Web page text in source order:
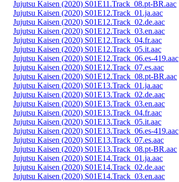
Jujutsu Kaisen (2020) S01E11.Track_08.pt-BR.aac
Jujutsu Kaisen (2020) S01E12.Track_01.ja.aac
Jujutsu Kaisen (2020) S01E12.Track_02.de.aac
Jujutsu Kaisen (2020) S01E12.Track_03.en.aac
Jujutsu Kaisen (2020) S01E12.Track_04.fr.aac
Jujutsu Kaisen (2020) S01E12.Track_05.it.aac
Jujutsu Kaisen (2020) S01E12.Track_06.es-419.aac
Jujutsu Kaisen (2020) S01E12.Track_07.es.aac
Jujutsu Kaisen (2020) S01E12.Track_08.pt-BR.aac
Jujutsu Kaisen (2020) S01E13.Track_01.ja.aac
Jujutsu Kaisen (2020) S01E13.Track_02.de.aac
Jujutsu Kaisen (2020) S01E13.Track_03.en.aac
Jujutsu Kaisen (2020) S01E13.Track_04.fr.aac
Jujutsu Kaisen (2020) S01E13.Track_05.it.aac
Jujutsu Kaisen (2020) S01E13.Track_06.es-419.aac
Jujutsu Kaisen (2020) S01E13.Track_07.es.aac
Jujutsu Kaisen (2020) S01E13.Track_08.pt-BR.aac
Jujutsu Kaisen (2020) S01E14.Track_01.ja.aac
Jujutsu Kaisen (2020) S01E14.Track_02.de.aac
Jujutsu Kaisen (2020) S01E14.Track_03.en.aac